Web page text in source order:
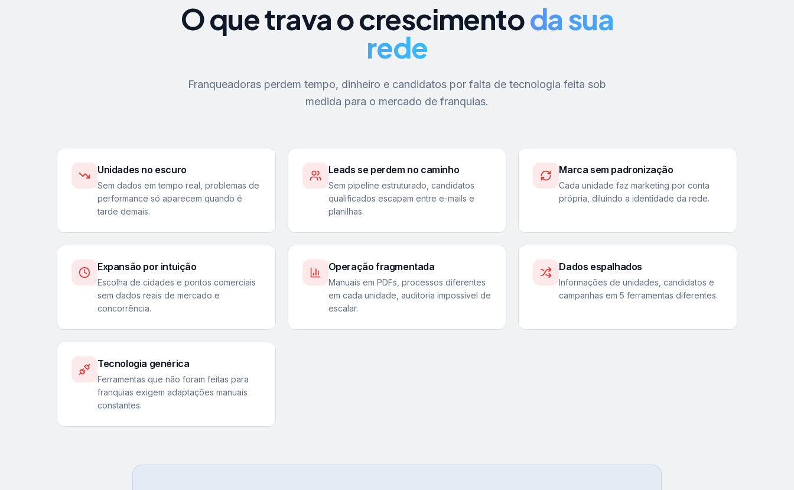
O que trava o crescimentoda sua
rede
Franqueadoras perdem tempo, dinheiro e candidatos por falta de tecnologia feita sob
medida para o mercado de franquias.
Unidades no escuro
Sem dados em tempo real, problemas de
performance só aparecem quando é
tarde demais.
Leads se perdem no caminho
Sem pipeline estruturado, candidatos
qualificados escapam entre e-mails e
planilhas.
Marca sem padronização
Cada unidade faz marketing por conta
própria, diluindo a identidade da rede.
Expansão por intuição
Escolha de cidades e pontos comerciais
sem dados reais de mercado e
concorrência.
Operação fragmentada
Manuais em PDFs, processos diferentes
em cada unidade, auditoria impossível de
escalar.
Dados espalhados
Informações de unidades, candidatos e
campanhas em 5 ferramentas diferentes.
Tecnologia genérica
Ferramentas que não foram feitas para
franquias exigem adaptações manuais
constantes.